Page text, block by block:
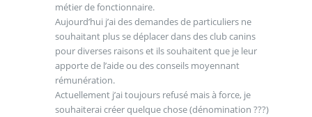
métier de fonctionnaire.
Aujourd’hui j’ai des demandes de particuliers ne
souhaitant plus se déplacer dans des club canins
pour diverses raisons et ils souhaitent que je leur
apporte de l’aide ou des conseils moyennant
rémunération.
Actuellement j’ai toujours refusé mais à force, je
souhaiterai créer quelque chose (dénomination ???)